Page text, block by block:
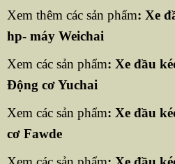
Xem thêm các sản phẩm: Xe
hp- máy Weichai
Xem các sản phẩm: Xe đầu
Động cơ Yuchai
Xem các sản phẩm: Xe đầu
cơ Fawde